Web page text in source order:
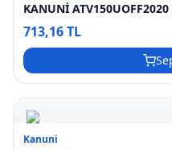
KANUNİ
713,16 TL
Kanuni